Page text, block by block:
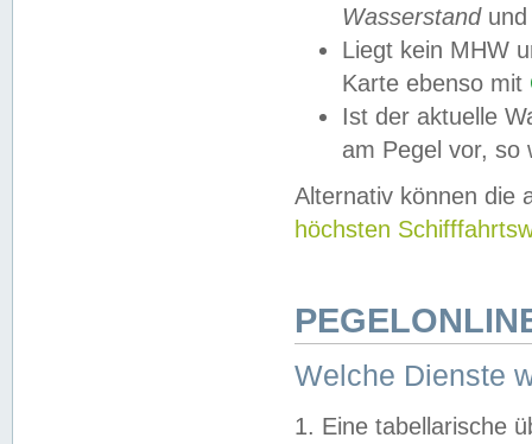
Wasserstandund
Liegt kein MHW
Karte ebenso mit
Ist der aktuelle
am Pegel vor,
Alternativ können die
höchsten
Welche Dienste
1. Eine tabellarische